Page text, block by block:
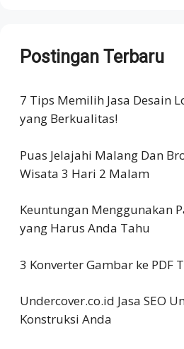
Postingan Terbaru
7 Tips Memilih Jasa Desain
yang Berkualitas!
Puas Jelajahi Malang Dan
Wisata 3 Hari 2 Malam
Keuntungan Menggunakan
yang Harus Anda Tahu
3 Konverter Gambar ke PDF
Undercover.co.id Jasa SEO
Konstruksi Anda